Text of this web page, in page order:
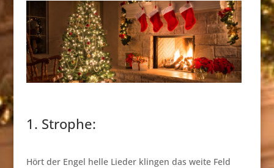
1. Strophe:
Hört der Engel helle Lieder klingen das weite Feld